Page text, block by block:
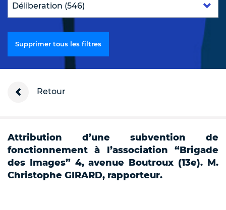
Supprimer tous les filtres
Retour
Attribution d’une subvention de
fonctionnement à l’association “Brigade
des Images” 4, avenue Boutroux (13e). M.
Christophe GIRARD, rapporteur.